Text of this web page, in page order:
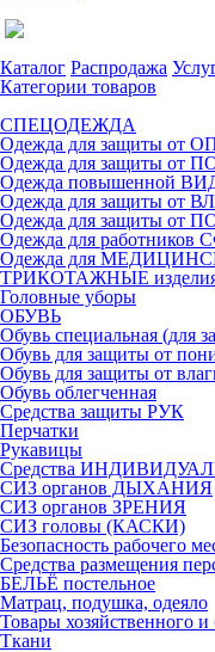
Каталог Распродажа
Категории товаров
СПЕЦОДЕЖДА
Одежда для защиты от
Одежда для защиты от
Одежда повышенной
Одежда для защиты от
Одежда для защиты от
Одежда для
Одежда для
ТРИКОТАЖНЫЕ
Головные уборы
ОБУВЬ
Обувь специальная
Обувь для защиты от
Обувь для защиты от
Обувь облегченная
Средства защиты РУК
Перчатки
Рукавицы
Средства
СИЗ органов ДЫХАНИЯ
СИЗ органов ЗРЕНИЯ
СИЗ головы (КАСКИ)
Безопасность рабочего
Средства размещения
БЕЛЬЁ постельное
Матрац, подушка, одеяло
Товары хозяйственного
Ткани